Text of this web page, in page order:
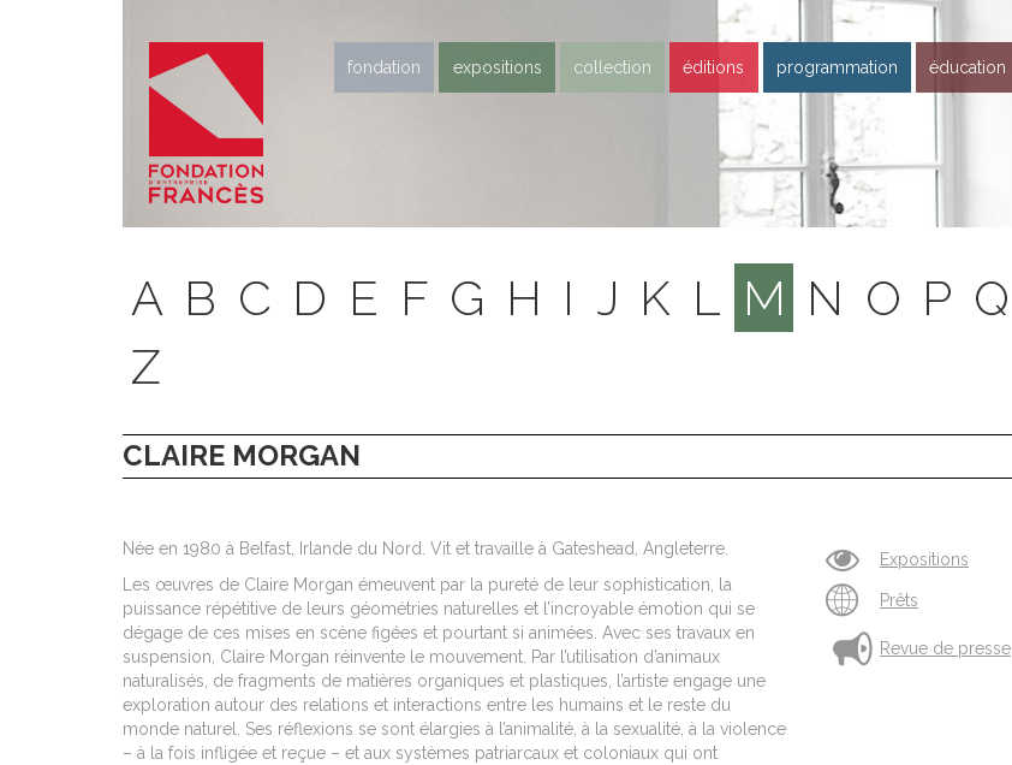
fondation expositions collection éditions programmation éducation
A B C D E F G H I J K L M N O P Q
Z
CLAIRE MORGAN
Née en 1980 à Belfast, Irlande du Nord. Vit et travaille à Gateshead, Angleterre.
Les œuvres de Claire Morgan émeuvent par la pureté de leur sophistication, la
puissance répétitive de leurs géométries naturelles et l’incroyable émotion qui se
dégage de ces mises en scène figées et pourtant si animées. Avec ses travaux en
suspension, Claire Morgan réinvente le mouvement. Par l’utilisation d’animaux
naturalisés, de fragments de matières organiques et plastiques, l’artiste engage une
exploration autour des relations et interactions entre les humains et le reste du
monde naturel. Ses réflexions se sont élargies à l’animalité, à la sexualité, à la violence
– à la fois infligée et reçue – et aux systèmes patriarcaux et coloniaux qui ont
Expositions
Prêts
Revue de presse